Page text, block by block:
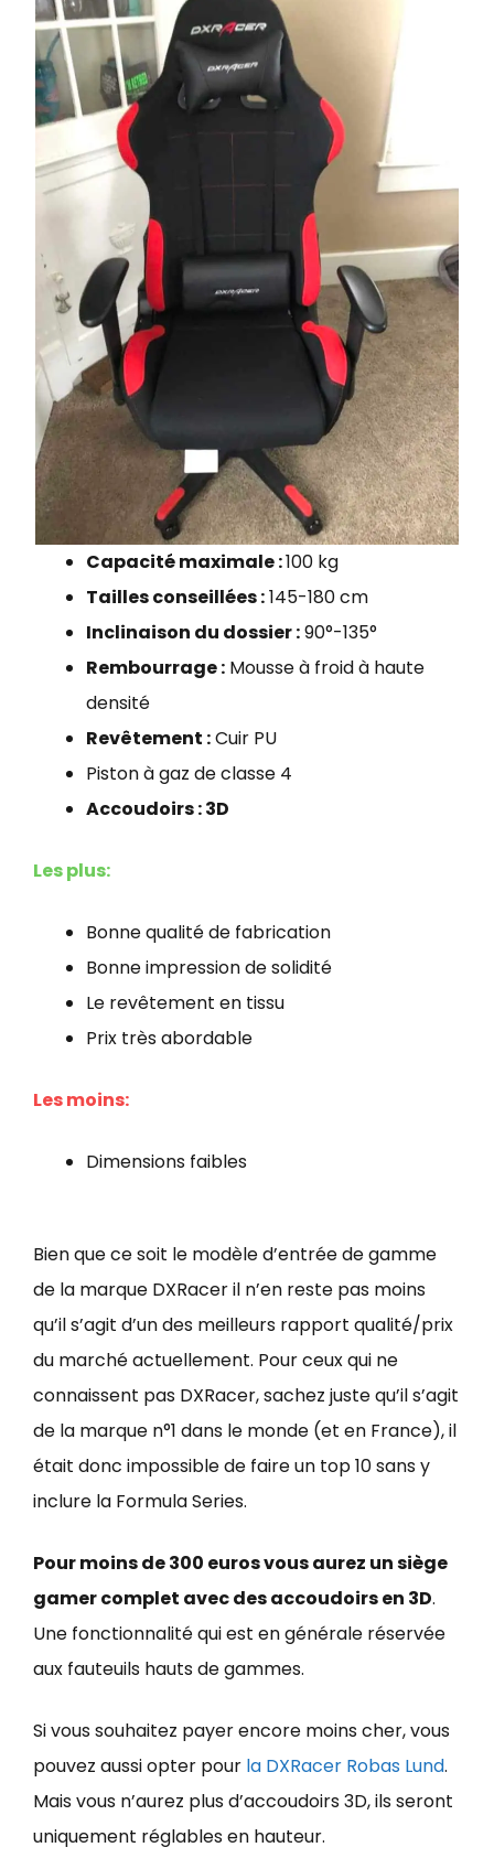
Capacité maximale :100 kg
Tailles conseillées :145-180 cm
Inclinaison du dossier :90°-135°
Rembourrage : Mousse à froid à haute
densité
Revêtement :Cuir PU
Piston à gaz de classe 4
Accoudoirs : 3D
Les plus:
Bonne qualité de fabrication
Bonne impression de solidité
Le revêtement en tissu
Prix très abordable
Les moins:
Dimensions faibles
Bien que ce soit le modèle d’entrée de gamme
de la marque DXRacer il n’en reste pas moins
qu’il s’agit d’un des meilleurs rapport qualité/prix
du marché actuellement. Pour ceux qui ne
connaissent pas DXRacer, sachez juste qu’il s’agit
de la marque n°1 dans le monde (et en France), il
était donc impossible de faire un top 10 sans y
inclure la Formula Series.
Pour moins de 300 euros vous aurez un siège
gamer complet avec des accoudoirs en 3D.
Une fonctionnalité qui est en générale réservée
aux fauteuils hauts de gammes.
Si vous souhaitez payer encore moins cher, vous
pouvez aussi opter pour la DXRacer Robas Lund.
Mais vous n’aurez plus d’accoudoirs 3D, ils seront
uniquement réglables en hauteur.